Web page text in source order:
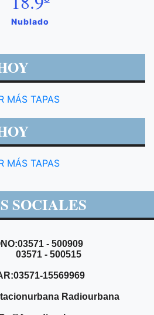
Nublado
MÁS TAPAS
MÁS TAPAS
SOCIALES
- 500909
- 500515
15569969
Radiourbana